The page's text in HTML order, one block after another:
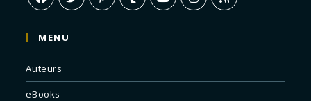
MENU
Auteurs
eBooks